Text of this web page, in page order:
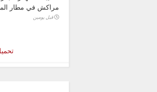
مراكش في مطار
قبل يومين